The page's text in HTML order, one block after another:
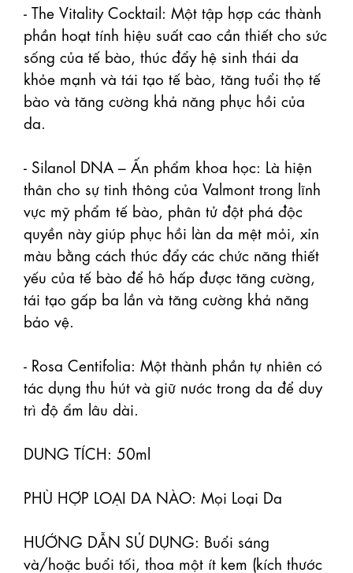
- The Vitality Cocktail: Một tập hợp các thành
phần hoạt tính hiệu suất cao cần thiết cho sức
sống của tế bào, thúc đẩy hệ sinh thái da
khỏe mạnh và tái tạo tế bào, tăng tuổi thọ tế
bào và tăng cường khả năng phục hồi của
da.
- Silanol DNA – Ấn phẩm khoa học: Là hiện
thân cho sự tinh thông của Valmont trong lĩnh
vực mỹ phẩm tế bào, phân tử đột phá độc
quyền này giúp phục hồi làn da mệt mỏi, xỉn
màu bằng cách thúc đẩy các chức năng thiết
yếu của tế bào để hô hấp được tăng cường,
tái tạo gấp ba lần và tăng cường khả năng
bảo vệ.
- Rosa Centifolia: Một thành phần tự nhiên có
tác dụng thu hút và giữ nước trong da để duy
trì độ ẩm lâu dài.
DUNG TÍCH: 50ml
PHÙ HỢP LOẠI DA NÀO: Mọi Loại Da
HƯỚNG DẪN SỬ DỤNG: Buổi sáng
và/hoặc buổi tối, thoa một ít kem (kích thước